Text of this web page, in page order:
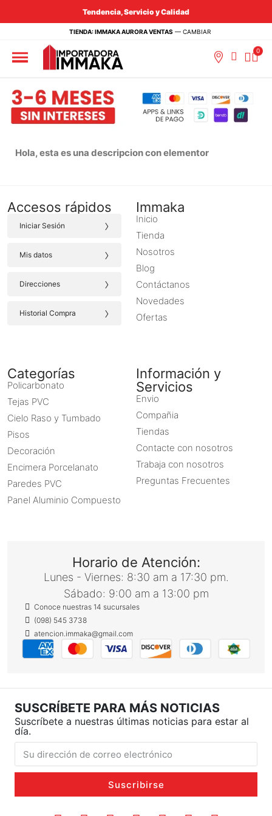
Tendencia, Servicio y Calidad
TIENDA: IMMAKA AURORA VENTAS — CAMBIAR
Hola, esta es una descripcion con elementor
Accesos rápidos
Iniciar Sesión ›
Mis datos ›
Direcciones ›
Historial Compra ›
Immaka
Inicio
Tienda
Nosotros
Blog
Contáctanos
Novedades
Ofertas
Categorías
Policarbonato
Tejas PVC
Cielo Raso y Tumbado
Pisos
Decoración
Encimera Porcelanato
Paredes PVC
Panel Aluminio Compuesto
Información y
Servicios
Envio
Compañia
Tiendas
Contacte con nosotros
Trabaja con nosotros
Preguntas Frecuentes
Horario de Atención:
Lunes - Viernes: 8:30 am a 17:30 pm.
Sábado: 9:00 am a 13:00 pm
Conoce nuestras 14 sucursales
(098) 545 3738
atencion.immaka@gmail.com
SUSCRÍBETE PARA MÁS NOTICIAS
Suscríbete a nuestras últimas noticias para estar al
día.
Suscribirse